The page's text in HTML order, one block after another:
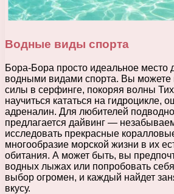
Водные виды спорта
Бора-Бора просто идеальное место
водными видами спорта. Вы можете
силы в серфинге, покоряя волны
научиться кататься на гидроцикле,
адреналин. Для любителей
предлагается дайвинг —
исследовать прекрасные
многообразие морской жизни в их
обитания. А может быть, вы
водных лыжах или попробовать
выбор огромен, и каждый найдет
вкусу.